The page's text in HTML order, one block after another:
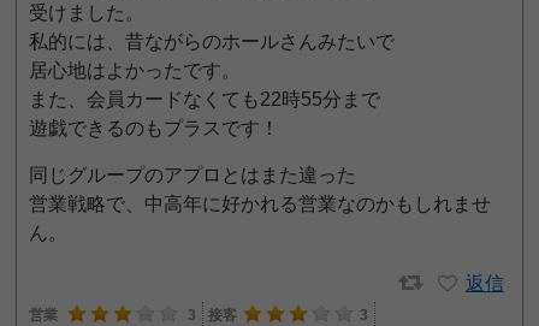
受けました。
私的には、昔ながらのホールさんみたいで
居心地はよかったです。
また、会員カードなくても22時55分まで
遊戯できるのもプラスです！
同じグループのアプロとはまた違った
営業戦略で、中高年に好かれる営業なのかもしれませ
ん。
返信
営業 3 接客
3